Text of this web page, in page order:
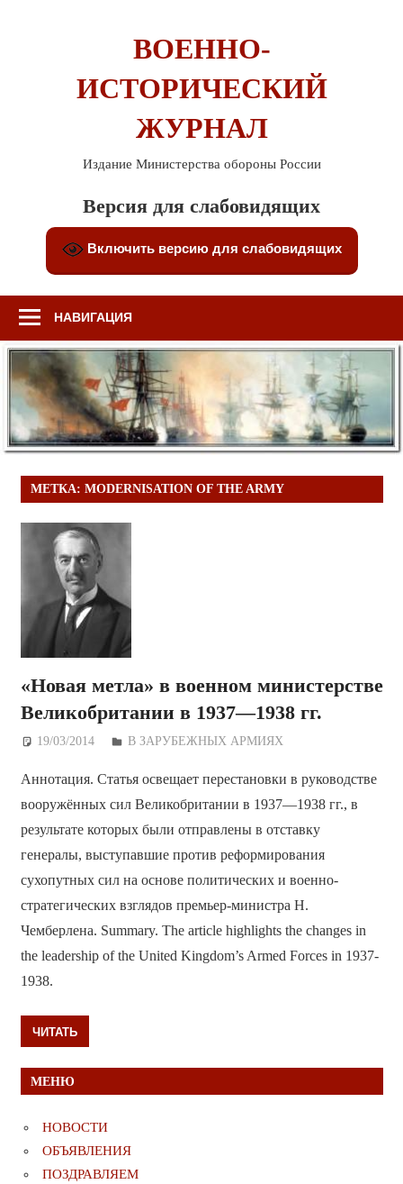
ВОЕННО-
ИСТОРИЧЕСКИЙ
ЖУРНАЛ
Издание Министерства обороны России
Версия для слабовидящих
Включить версию для слабовидящих
НАВИГАЦИЯ
МЕТКА: MODERNISATION OF THE ARMY
«Новая метла» в военном министерстве
Великобритании в 1937—1938 гг.
19/03/2014 Дежурный по Редакции
В ЗАРУБЕЖНЫХ АРМИЯХ
Аннотация. Статья освещает перестановки в руководстве
вооружённых сил Великобритании в 1937—1938 гг., в
результате которых были отправлены в отставку
генералы, выступавшие против реформирования
сухопутных сил на основе политических и военно-
стратегических взглядов премьер-министра Н.
Чемберлена. Summary. The article highlights the changes in
the leadership of the United Kingdom’s Armed Forces in 1937-
1938.
ЧИТАТЬ
МЕНЮ
НОВОСТИ
ОБЪЯВЛЕНИЯ
ПОЗДРАВЛЯЕМ